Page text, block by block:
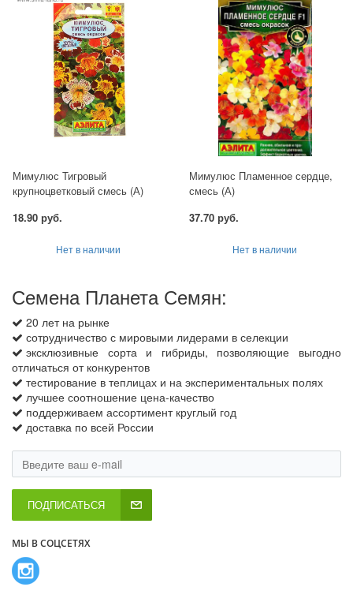
Мимулюс Тигровый
крупноцветковый смесь (А)
18.90 руб.
Нет в наличии
Мимулюс Пламенное сердце,
смесь (А)
37.70 руб.
Нет в наличии
Семена Планета Семян:
20 лет на рынке
сотрудничество с мировыми лидерами в селекции
эксклюзивные сорта и гибриды, позволяющие выгодно
отличаться от конкурентов
тестирование в теплицах и на экспериментальных полях
лучшее соотношение цена-качество
поддерживаем ассортимент круглый год
доставка по всей России
ПОДПИСАТЬСЯ
МЫ В СОЦСЕТЯХ